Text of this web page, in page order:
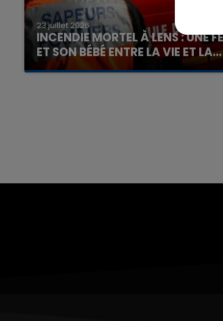
23 juillet 2026
INCENDIE MORTEL À LENS : UNE
ET SON BÉBÉ ENTRE LA VIE ET LA...
Un homme s'est immolé par le feu